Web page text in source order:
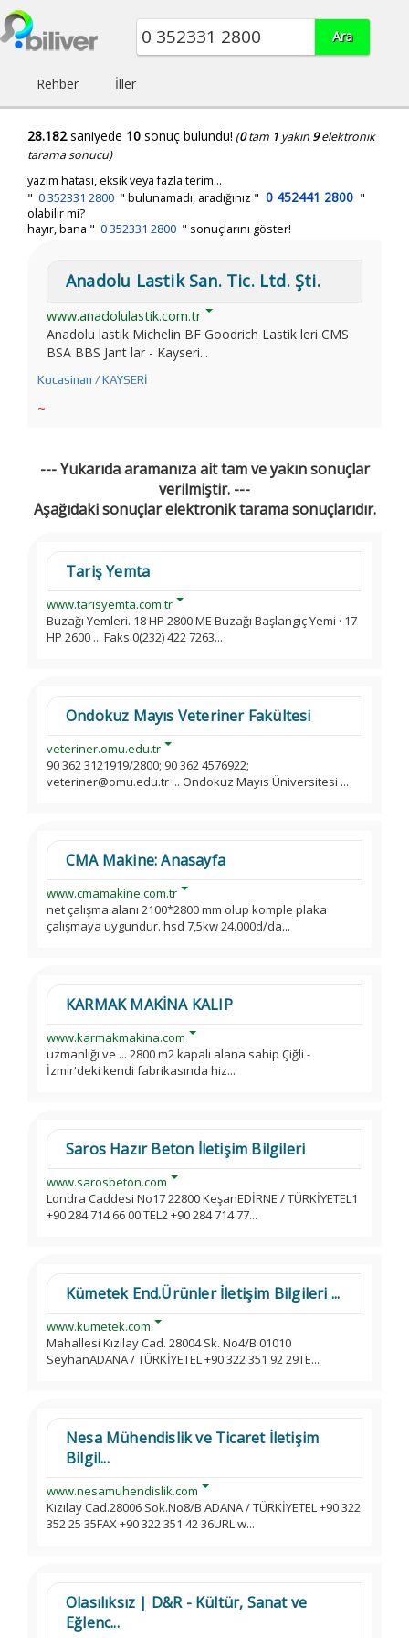
Rehber İller
28.182saniyede 10 sonuç bulundu! (0tam 1 yakın 9elektronik
tarama sonucu)
yazım hatası, eksik veya fazla terim...
" 0 352331 2800 " bulunamadı, aradığınız " 0 452441 2800 "
olabilir mi?
hayır, bana " 0 352331 2800 " sonuçlarını göster!
Anadolu Lastik San. Tic. Ltd. Şti.
www.anadolulastik.com.tr
Anadolu lastik Michelin BF Goodrich Lastik leri CMS
BSA BBS Jant lar - Kayseri...
Kocasinan / KAYSERİ
~
--- Yukarıda aramanıza ait tam ve yakın sonuçlar
verilmiştir. ---
Aşağıdaki sonuçlar elektronik tarama sonuçlarıdır.
Tariş Yemta
www.tarisyemta.com.tr
Buzağı Yemleri. 18 HP 2800 ME Buzağı Başlangıç Yemi · 17
HP 2600 ... Faks 0(232) 422 7263...
Ondokuz Mayıs Veteriner Fakültesi
veteriner.omu.edu.tr
90 362 3121919/2800; 90 362 4576922;
veteriner@omu.edu.tr ... Ondokuz Mayıs Üniversitesi ...
CMA Makine: Anasayfa
www.cmamakine.com.tr
net çalışma alanı 2100*2800 mm olup komple plaka
çalışmaya uygundur. hsd 7,5kw 24.000d/da...
KARMAK MAKİNA KALIP
www.karmakmakina.com
uzmanlığı ve ... 2800 m2 kapalı alana sahip Çiğli -
İzmir'deki kendi fabrikasında hiz...
Saros Hazır Beton İletişim Bilgileri
www.sarosbeton.com
Londra Caddesi No17 22800 KeşanEDİRNE / TÜRKİYETEL1
+90 284 714 66 00 TEL2 +90 284 714 77...
Kümetek End.Ürünler İletişim Bilgileri ...
www.kumetek.com
Mahallesi Kızılay Cad. 28004 Sk. No4/B 01010
SeyhanADANA / TÜRKİYETEL +90 322 351 92 29TE...
Nesa Mühendislik ve Ticaret İletişim
Bilgil...
www.nesamuhendislik.com
Kızılay Cad.28006 Sok.No8/B ADANA / TÜRKİYETEL +90 322
352 25 35FAX +90 322 351 42 36URL w...
Olasılıksız | D&R - Kültür, Sanat ve
Eğlenc...